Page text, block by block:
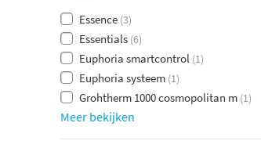
Essence (3)
Essentials (6)
Euphoria smartcontrol (1)
Euphoria systeem (1)
Grohtherm 1000 cosmopolitan m (1)
Meer bekijken